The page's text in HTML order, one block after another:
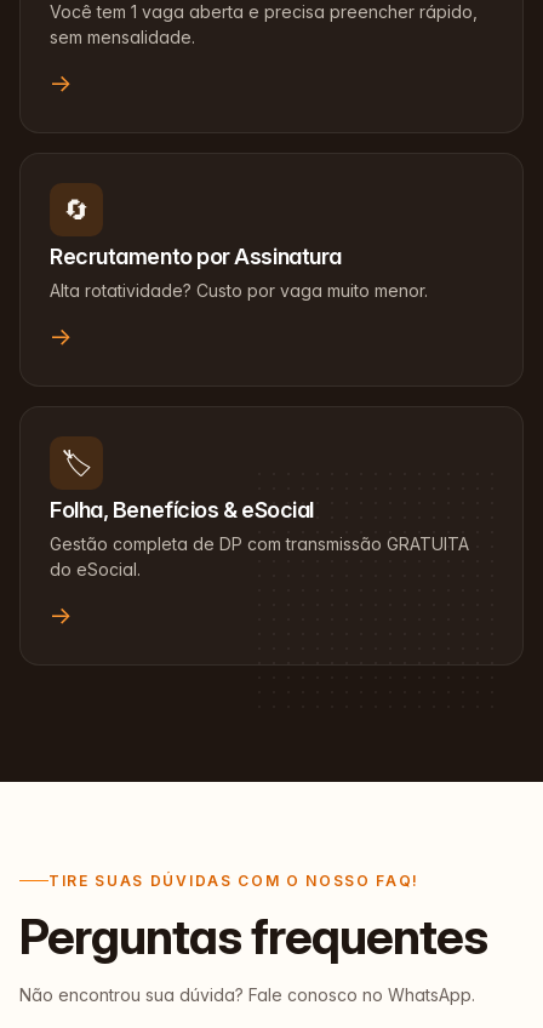
Você tem 1 vaga aberta e precisa preencher rápido,
sem mensalidade.
→
🔄
Recrutamento por Assinatura
Alta rotatividade? Custo por vaga muito menor.
→
🏷️
Folha, Benefícios & eSocial
Gestão completa de DP com transmissão GRATUITA
do eSocial.
→
TIRE SUAS DÚVIDAS COM O NOSSO FAQ!
Perguntasfrequentes
Não encontrou sua dúvida? Fale conosco no WhatsApp.